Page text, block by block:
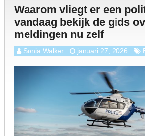
Waarom vliegt er een
vandaag bekijk de gids
meldingen nu zelf
Sonia Walker januari 27, 2026